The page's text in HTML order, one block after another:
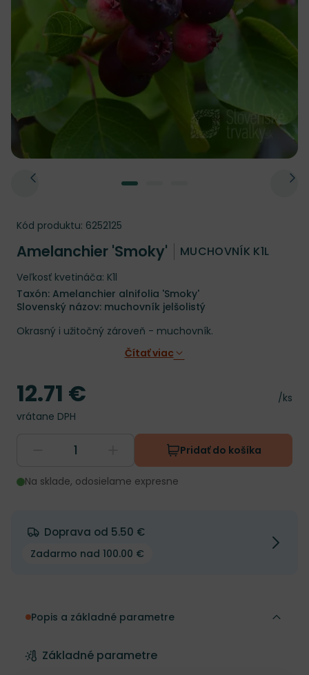
Kód produktu: 6252125
Amelanchier 'Smoky' MUCHOVNÍK K1L
Veľkosť kvetináča: K1l
Taxón: Amelanchier alnifolia 'Smoky'
Slovenský názov: muchovník jelšolistý
Okrasný i užitočný zároveň - muchovník.
Čítať viac
Cena
/ks
Cena
12.71 €
vrátane DPH
Pridať do košíka
Na sklade, odosielame expresne
Doprava od 5.50 €
Zadarmo nad 100.00 €
Popis a základné parametre
Základné parametre